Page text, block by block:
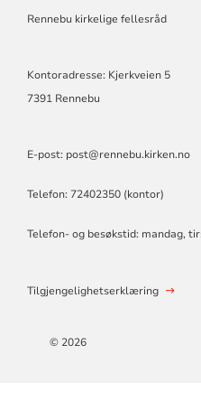
Rennebu kirkelige fellesråd
Kontoradresse: Kjerkveien 5
7391 Rennebu
E-post: post@rennebu.kirken.no
Telefon: 72402350 (kontor)
Telefon- og besøkstid: mandag,
Tilgjengelighetserklæring
© 2026